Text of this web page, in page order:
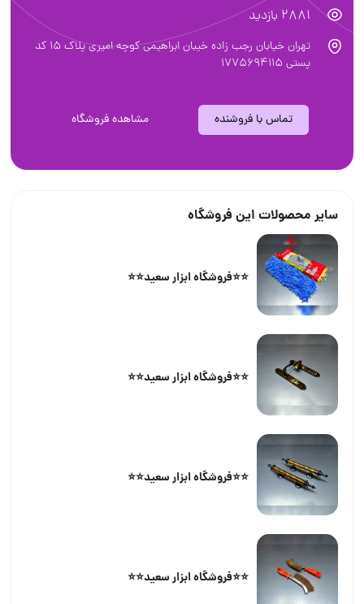
2881 بازدید
تهران خیابان رجب زاده خیبان ابراهیمی کوچه امیری پلاک ۱۵ کد
پستی ۱۷۷5694115
تماس با فروشنده مشاهده فروشگاه
سایر محصولات این فروشگاه
⭐️⭐️فروشگاه ابزار سعید⭐️⭐️
⭐️⭐️فروشگاه ابزار سعید⭐️⭐️
⭐️⭐️فروشگاه ابزار سعید⭐️⭐️
⭐️⭐️فروشگاه ابزار سعید⭐️⭐️